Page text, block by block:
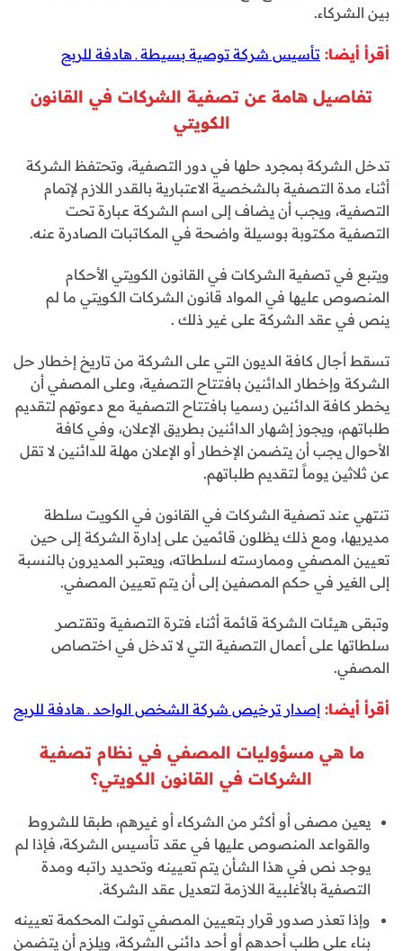
بين الشركاء.
أقرأ أيضا: تأسيس شركة توصية بسيطة ـ هادفة للربح
تفاصيل هامة عن تصفية الشركات في القانون
الكويتي
تدخل الشركة بمجرد حلها في دور التصفية، وتحتفظ الشركة
أثناء مدة التصفية بالشخصية الاعتبارية بالقدر اللازم لإتمام
التصفية، ويجب أن يضاف إلى اسم الشركة عبارة تحت
التصفية مكتوبة بوسيلة واضحة في المكاتبات الصادرة عنه.
ويتبع في تصفية الشركات في القانون الكويتي الأحكام
المنصوص عليها في المواد قانون الشركات الكويتي ما لم
ينص في عقد الشركة على غير ذلك .
تسقط أجال كافة الديون التي على الشركة من تاريخ إخطار حل
الشركة وإخطار الدائنين بافتتاح التصفية، وعلى المصفي أن
يخطر كافة الدائنين رسميا بافتتاح التصفية مع دعوتهم لتقديم
طلباتهم، ويجوز إشهار الدائنين بطريق الإعلان، وفي كافة
الأحوال يجب أن يتضمن الإخطار أو الإعلان مهلة للدائنين لا تقل
عن ثلاثين يوماً لتقديم طلباتهم.
تنتهي عند تصفية الشركات في القانون في الكويت سلطة
مديريها، ومع ذلك يظلون قائمين على إدارة الشركة إلى حين
تعيين المصفي وممارسته لسلطاته، ويعتبر المديرون بالنسبة
إلى الغير في حكم المصفين إلى أن يتم تعيين المصفي.
وتبقى هيئات الشركة قائمة أثناء فترة التصفية وتقتصر
سلطاتها على أعمال التصفية التي لا تدخل في اختصاص
المصفي.
أقرأ أيضا: إصدار ترخيص شركة الشخص الواحد ـ هادفة للربح
ما هي مسؤوليات المصفي في نظام تصفية
الشركات في القانون الكويتي؟
يعين مصفى أو أكثر من الشركاء أو غيرهم، طبقا للشروط
والقواعد المنصوص عليها في عقد تأسيس الشركة، فإذا لم
يوجد نص في هذا الشأن يتم تعيينه وتحديد راتبه ومدة
التصفية بالأغلبية اللازمة لتعديل عقد الشركة.
وإذا تعذر صدور قرار بتعيين المصفي تولت المحكمة تعيينه
بناء على طلب أحدهم أو أحد دائني الشركة، ويلزم أن يتضمن